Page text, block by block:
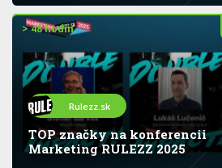
> 48 hodín
Rulezz.sk
TOP značky na konferencii
Marketing RULEZZ 2025